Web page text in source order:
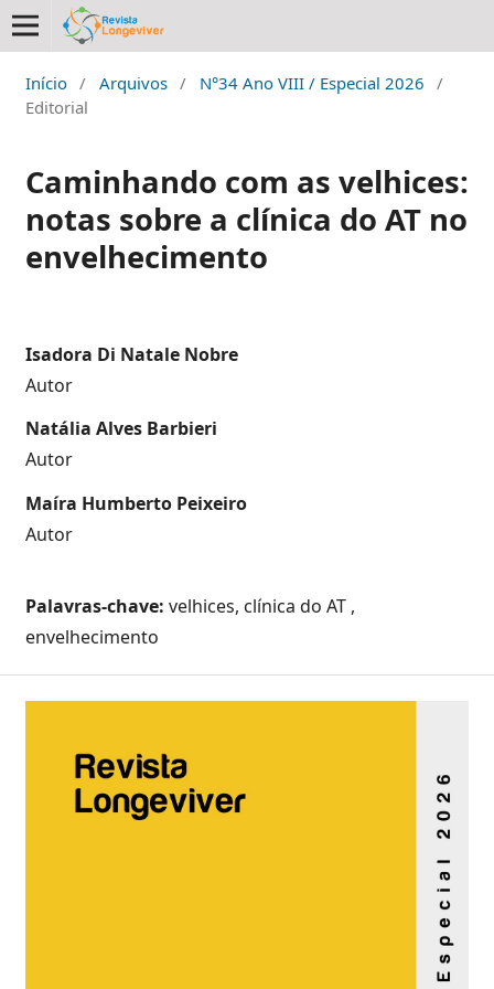
Início / Arquivos / N°34 Ano VIII / Especial 2026
/
Editorial
Caminhando com as velhices:
notas sobre a clínica do AT no
envelhecimento
Isadora Di Natale Nobre
Autor
Natália Alves Barbieri
Autor
Maíra Humberto Peixeiro
Autor
Palavras-chave: velhices, clínica do AT ,
envelhecimento